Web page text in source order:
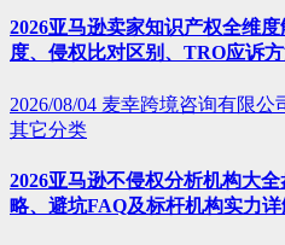
2026亚马逊卖家知识产权全维
度、侵权比对区别、TRO应诉
2026/08/04 麦幸跨境咨询有限公
其它分类
2026亚马逊不侵权分析机构大
略、避坑FAQ及标杆机构实力详